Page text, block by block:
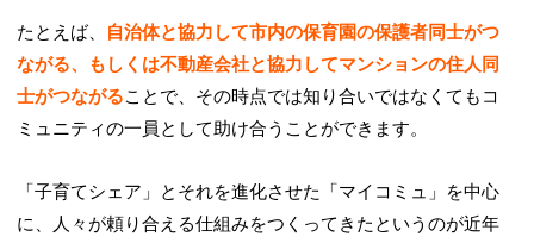
たとえば、
自治体と協力して市内の保育園の保護者同士がつ
ながる、もしくは不動産会社と協力してマンションの住人同
士がつながることで、その時点では知り合いではなくてもコ
ミュニティの一員として助け合うことができます。
「子育てシェア」とそれを進化させた「マイコミュ」を中心
に、人々が頼り合える仕組みをつくってきたというのが近年